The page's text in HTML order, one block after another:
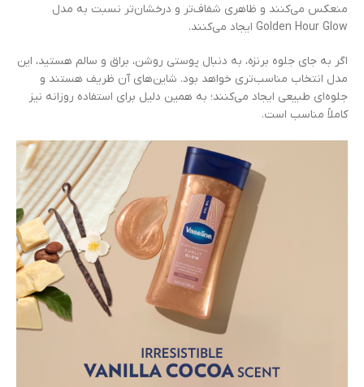
منعکس می‌کنند و ظاهری شفاف‌تر و درخشان‌تر نسبت به مدل
Golden Hour Glow ایجاد می‌کنند.
اگر به جای جلوه برنزه، به دنبال پوستی روشن، براق و سالم هستید، این
مدل انتخاب مناسب‌تری خواهد بود. شاین‌های آن ظریف هستند و
جلوه‌ای طبیعی ایجاد می‌کنند؛ به همین دلیل برای استفاده روزانه نیز
کاملاً مناسب است.